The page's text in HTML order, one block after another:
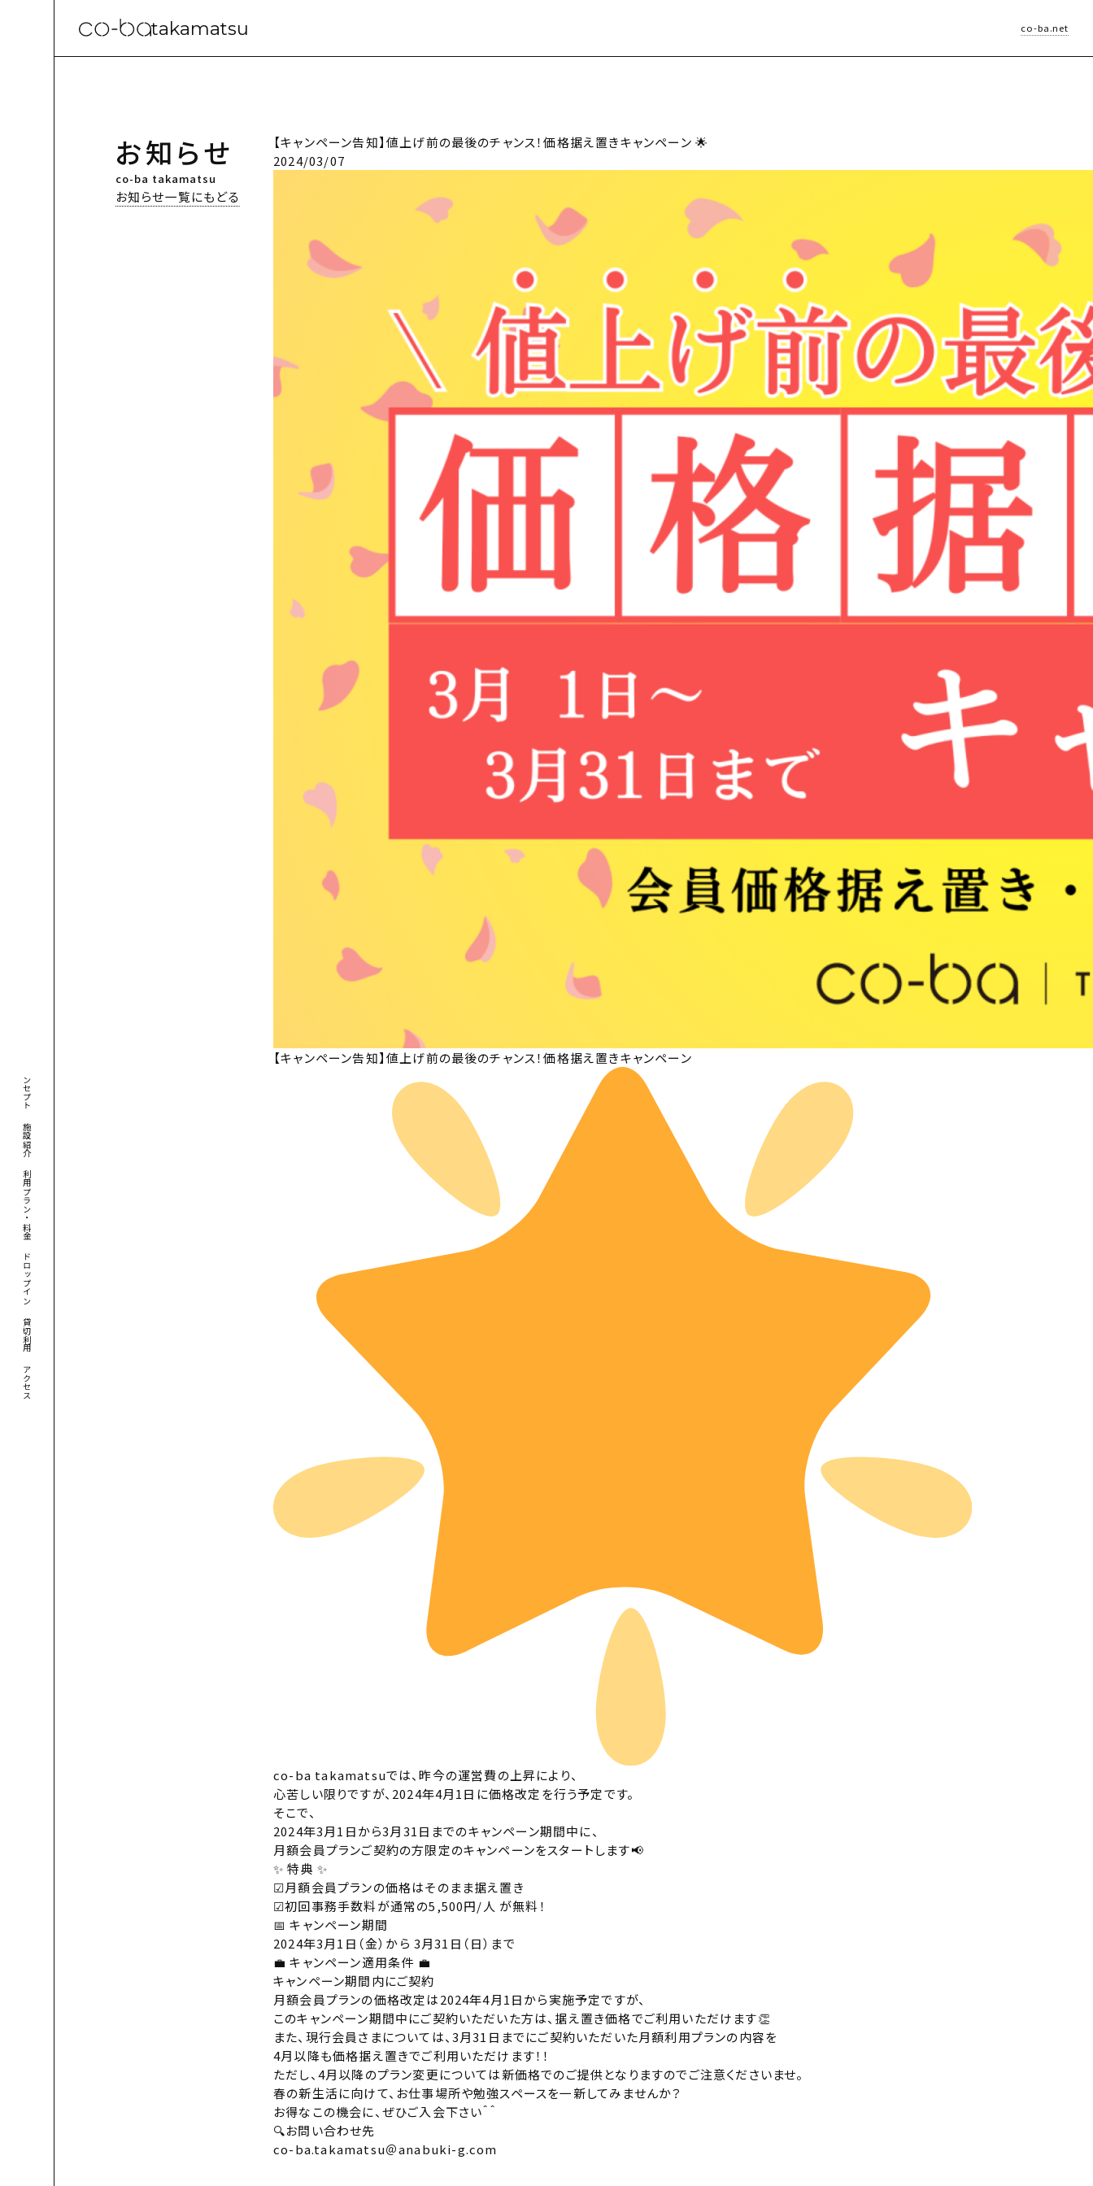
takamatsu co-ba.net
コンセプト
施設紹介
利用プラン・料金
ドロップイン
貸切利用
アクセス
お知らせ
co-ba takamatsu
お知らせ一覧にもどる
【キャンペーン告知】値上げ前の最後のチャンス！価格据え置きキャンペーン 🌟
2024/03/07
【キャンペーン告知】値上げ前の最後のチャンス！価格据え置きキャンペーン
co-ba takamatsuでは、昨今の運営費の上昇により、
心苦しい限りですが、2024年4月1日に価格改定を行う予定です。
そこで、
2024年3月1日から3月31日までのキャンペーン期間中に、
月額会員プランご契約の方限定のキャンペーンをスタートします📢
✨ 特典 ✨
☑月額会員プランの価格はそのまま据え置き
☑初回事務手数料が通常の5,500円/人 が無料！
📅 キャンペーン期間
2024年3月1日（金）から 3月31日（日）まで
💼 キャンペーン適用条件 💼
キャンペーン期間内にご契約
月額会員プランの価格改定は2024年4月1日から実施予定ですが、
このキャンペーン期間中にご契約いただいた方は、据え置き価格でご利用いただけます👏
また、現行会員さまについては、3月31日までにご契約いただいた月額利用プランの内容を
4月以降も価格据え置きでご利用いただけます！！
ただし、4月以降のプラン変更については新価格でのご提供となりますのでご注意くださいませ。
春の新生活に向けて、お仕事場所や勉強スペースを一新してみませんか？
お得なこの機会に、ぜひご入会下さい＾＾
🔍お問い合わせ先
co-ba.takamatsu＠anabuki-g.com